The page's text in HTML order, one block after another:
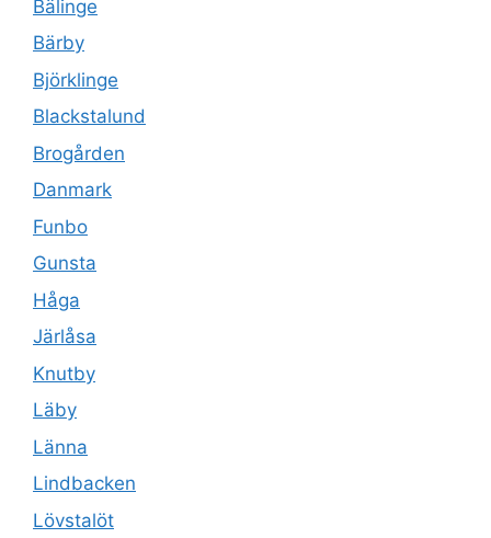
Bälinge
Bärby
Björklinge
Blackstalund
Brogården
Danmark
Funbo
Gunsta
Håga
Järlåsa
Knutby
Läby
Länna
Lindbacken
Lövstalöt